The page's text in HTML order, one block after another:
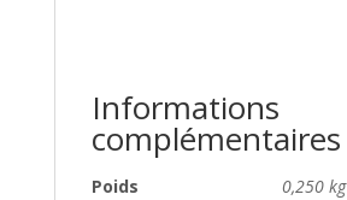
Informations
complémentaires
Poids 0,250 kg